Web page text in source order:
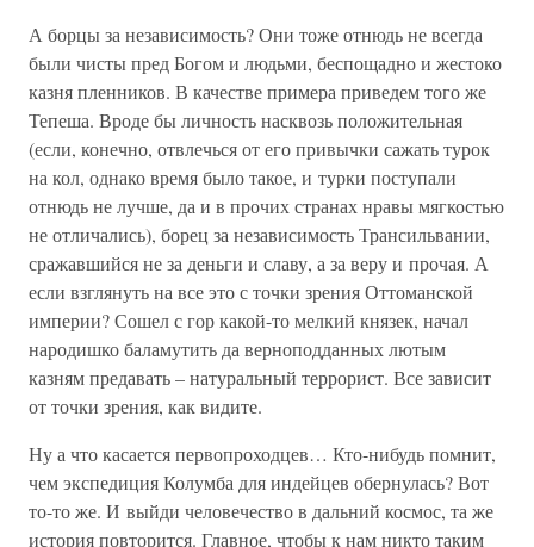
А борцы за независимость? Они тоже отнюдь не всегда
были чисты пред Богом и людьми, беспощадно и жестоко
казня пленников. В качестве примера приведем того же
Тепеша. Вроде бы личность насквозь положительная
(если, конечно, отвлечься от его привычки сажать турок
на кол, однако время было такое, и турки поступали
отнюдь не лучше, да и в прочих странах нравы мягкостью
не отличались), борец за независимость Трансильвании,
сражавшийся не за деньги и славу, а за веру и прочая. А
если взглянуть на все это с точки зрения Оттоманской
империи? Сошел с гор какой-то мелкий князек, начал
народишко баламутить да верноподданных лютым
казням предавать – натуральный террорист. Все зависит
от точки зрения, как видите.
Ну а что касается первопроходцев… Кто-нибудь помнит,
чем экспедиция Колумба для индейцев обернулась? Вот
то-то же. И выйди человечество в дальний космос, та же
история повторится. Главное, чтобы к нам никто таким